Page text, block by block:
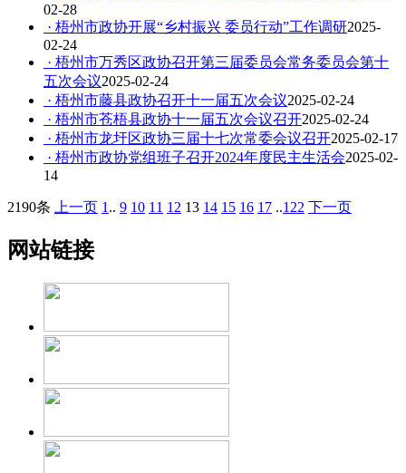
02-28
· 梧州市政协开展“乡村振兴 委员行动”工作调研2025-
02-24
· 梧州市万秀区政协召开第三届委员会常务委员会第十
五次会议2025-02-24
· 梧州市藤县政协召开十一届五次会议2025-02-24
· 梧州市苍梧县政协十一届五次会议召开2025-02-24
· 梧州市龙圩区政协三届十七次常委会议召开2025-02-17
· 梧州市政协党组班子召开2024年度民主生活会2025-02-
14
2190条 上一页 1 .. 9 10 11 12 13 14 15 16 17 ..122 下一页
网站链接